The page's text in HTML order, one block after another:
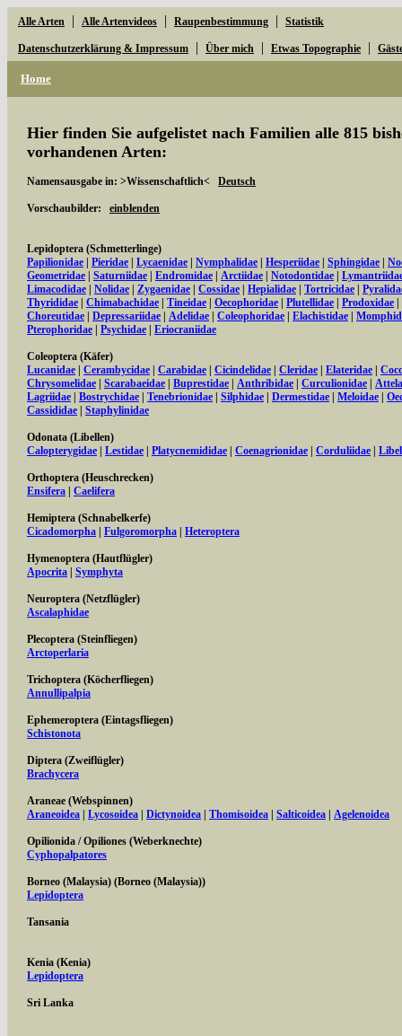
Alle Arten | Alle Artenvideos | Raupenbestimmung | Statistik
Datenschutzerklärung & Impressum | Über mich | Etwas Topographie |
Home
Hier finden Sie aufgelistet nach Familien alle 815
vorhandenen Arten:
Namensausgabe in: >Wissenschaftlich< Deutsch
Vorschaubilder: einblenden
Lepidoptera (Schmetterlinge)
Papilionidae
Pieridae Lycaenidae Nymphalidae Hesperiidae Sphingidae
Geometridae
Saturniidae Endromidae Arctiidae Notodontidae
Limacodidae
Nolidae Zygaenidae Cossidae Hepialidae Tortricidae
Thyrididae
Chimabachidae Tineidae Oecophoridae Plutellidae Prodoxidae
Choreutidae
Depressariidae Adelidae Coleophoridae Elachistidae
Pterophoridae
Psychidae Eriocraniidae
Coleoptera (Käfer)
Lucanidae
Cerambycidae Carabidae Cicindelidae Cleridae Elateridae
Chrysomelidae
Scarabaeidae Buprestidae Anthribidae Curculionidae
Lagriidae
Bostrychidae Tenebrionidae Silphidae Dermestidae Meloidae
Cassididae
Staphylinidae
Odonata (Libellen)
Calopterygidae
Lestidae Platycnemididae Coenagrionidae Corduliidae
Orthoptera (Heuschrecken)
Ensifera
Caelifera
Hemiptera (Schnabelkerfe)
Cicadomorpha
Fulgoromorpha Heteroptera
Hymenoptera (Hautflügler)
Apocrita
Symphyta
Neuroptera (Netzflügler)
Ascalaphidae
Plecoptera (Steinfliegen)
Arctoperlaria
Trichoptera (Köcherfliegen)
Annullipalpia
Ephemeroptera (Eintagsfliegen)
Schistonota
Diptera (Zweiflügler)
Brachycera
Araneae (Webspinnen)
Araneoidea
Lycosoidea Dictynoidea Thomisoidea Salticoidea Agelenoidea
Opilionida / Opiliones (Weberknechte)
Cyphopalpatores
Borneo (Malaysia) (Borneo (Malaysia))
Lepidoptera
Tansania
Kenia (Kenia)
Lepidoptera
Sri Lanka